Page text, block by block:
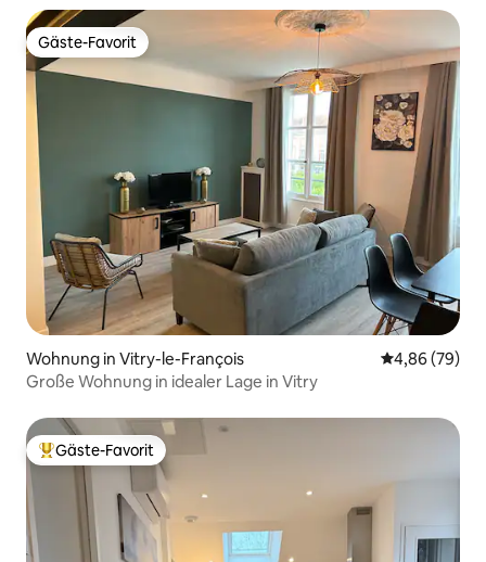
Gäste-Favorit
Gäste-Favorit
Wohnung in Vitry-le-François
4,86 (79)
Große Wohnung in idealer Lage in Vitry
Beliebter Gäste-Favorit.
Gäste-Favorit